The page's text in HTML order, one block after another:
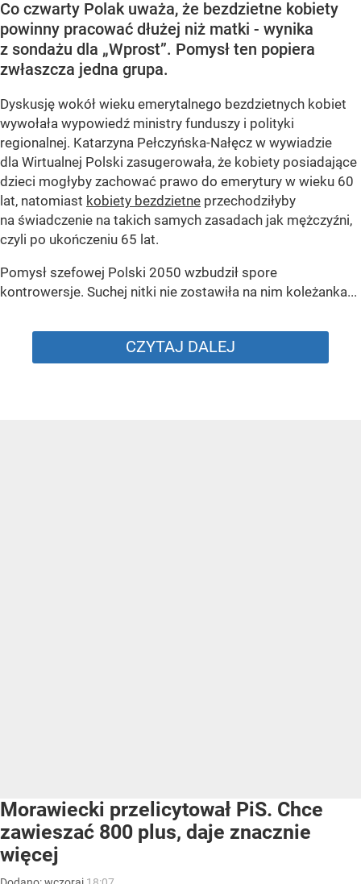
Co czwarty Polak uważa, że bezdzietne kobiety
powinny pracować dłużej niż matki - wynika
z sondażu dla „Wprost”. Pomysł ten popiera
zwłaszcza jedna grupa.
Dyskusję wokół wieku emerytalnego bezdzietnych kobiet
wywołała wypowiedź ministry funduszy i polityki
regionalnej. Katarzyna Pełczyńska-Nałęcz w wywiadzie
dla Wirtualnej Polski zasugerowała, że kobiety posiadające
dzieci mogłyby zachować prawo do emerytury w wieku 60
lat, natomiast kobiety bezdzietne przechodziłyby
na świadczenie na takich samych zasadach jak mężczyźni,
czyli po ukończeniu 65 lat.
Pomysł szefowej Polski 2050 wzbudził spore
kontrowersje. Suchej nitki nie zostawiła na nim koleżanka...
CZYTAJ DALEJ
Morawiecki przelicytował PiS. Chce
zawieszać 800 plus, daje znacznie
więcej